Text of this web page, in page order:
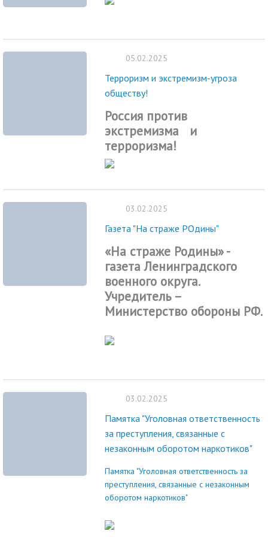
05.02.2025
Терроризм и экстремизм-угроза
обществу!
Россия против
экстремизма и
терроризма!
03.02.2025
Газета "На страже РОдины"
«На страже Родины» -
газета Ленинградского
военного округа.
Учредитель –
Министерство обороны РФ.
03.02.2025
Памятка "Уголовная ответственность
за преступления, связанные с
незаконным оборотом наркотиков"
Памятка "Уголовная ответственность за
преступления, связанные с незаконным
оборотом наркотиков"